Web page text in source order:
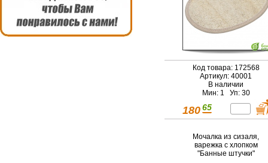
Код товара: 172568
Артикул: 40001
В наличии
Мин: 1 Уп: 30
180 65
Мочалка из сизаля,
варежка с хлопком
"Банные штучки"